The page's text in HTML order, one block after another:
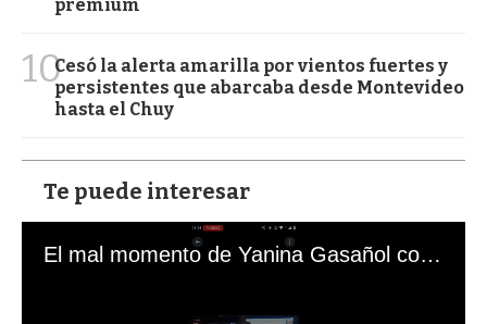
premium
10Cesó la alerta amarilla por vientos fuertes y
persistentes que abarcaba desde Montevideo
hasta el Chuy
Te puede interesar
El mal momento de Yanina Gasañol con un hincha argentino en "Subrayado"